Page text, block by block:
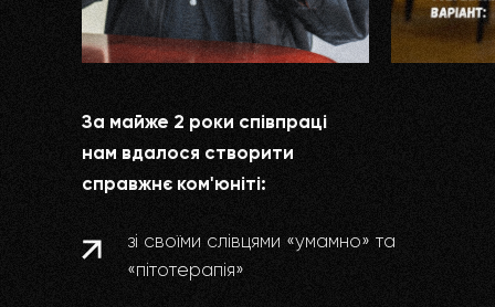
За майже 2 роки співпраці
нам вдалося створити
справжнє ком'юніті:
зі своїми слівцями «умамно» та
«пітотерапія»